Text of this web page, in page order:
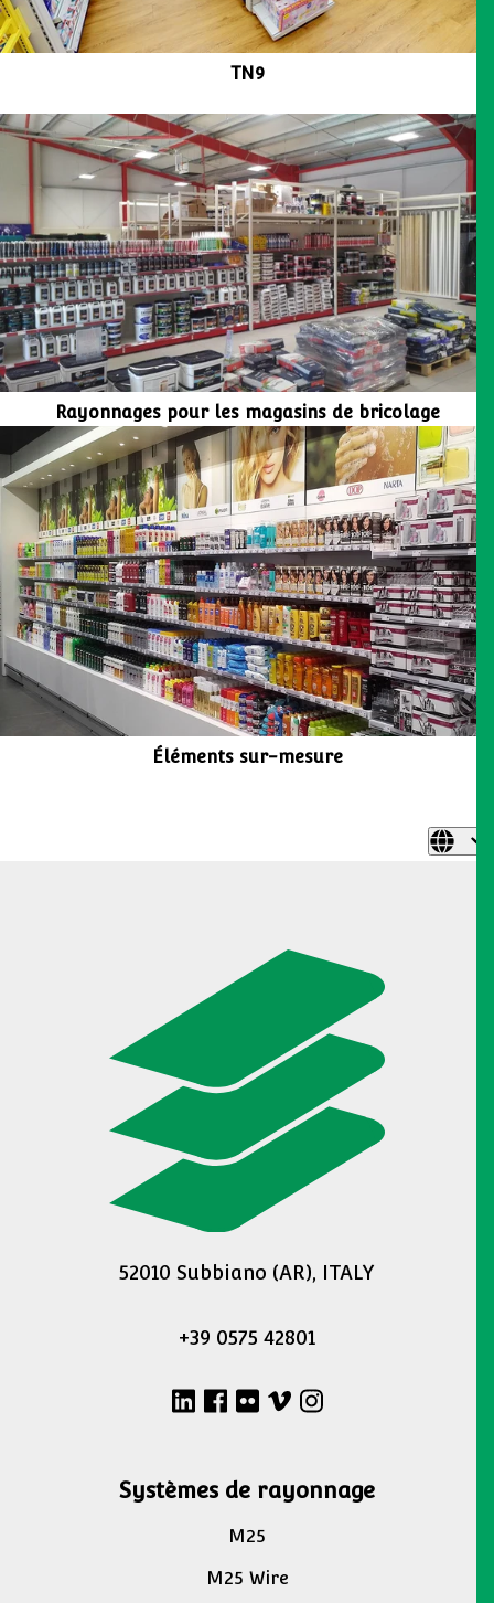
TN9
Rayonnages pour les magasins de bricolage
Éléments sur-mesure
52010 Subbiano (AR), ITALY
+39 0575 42801
Systèmes de rayonnage
M25
M25 Wire